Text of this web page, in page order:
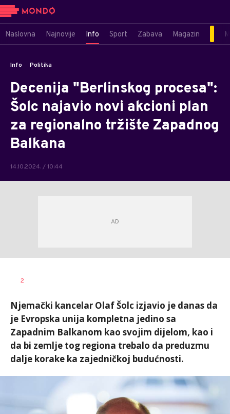
Naslovna Najnovije Info Sport Zabava Magazin
Info Politika
Decenija "Berlinskog procesa":
Šolc najavio novi akcioni plan
za regionalno tržište Zapadnog
Balkana
14.10.2024. / 10:44
AUTOR
2
Njemački kancelar Olaf Šolc izjavio je danas da
je Evropska unija kompletna jedino sa
Zapadnim Balkanom kao svojim dijelom, kao i
da bi zemlje tog regiona trebalo da preduzmu
dalje korake ka zajedničkoj budućnosti.